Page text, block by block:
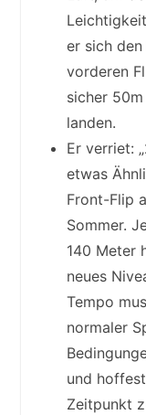
er sich
vorderen
sicher
landen.
Er verriet:
etwas
Front-Flip
Sommer.
140 Meter
neues
Tempo
normaler
und
Zeitpunkt